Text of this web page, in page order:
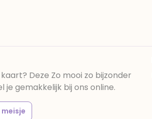
Deze Zo mooi zo bijzonder
gemakkelijk bij ons online.
meisje